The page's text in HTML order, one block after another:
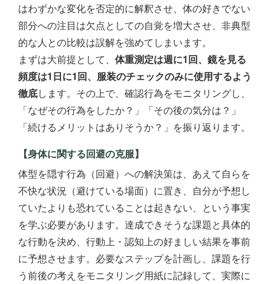
はわずかな変化を否定的に解釈させ、体の好きでない
部分への注目は欠点としての自覚を増大させ、非典型
的な人との比較は誤解を強めてしまいます。
まずは大前提として、 体重測定は週に1回、鏡を見る
頻度は1日に1回、服装のチェックのみに使用するよう
徹底します。その上で、確認行為をモニタリングし、
「なぜその行為をしたか？」「その後の気分は？」
「続けるメリットはありそうか？」を振り返ります。
【身体に関する回避の克服】
体型を隠す行為（回避）への解決策は、あえて自らを
不快な状況（避けている場面）に置き、自分が予想し
ていたよりも恐れていることは起きない、という事実
を学ぶ必要があります。達成できそうな課題と具体的
な行動を決め、行動上・認知上の好ましい結果を事前
に予想させます。必要なステップを計画し、課題を行
う前後の考えをモニタリング用紙に記録して、実際に